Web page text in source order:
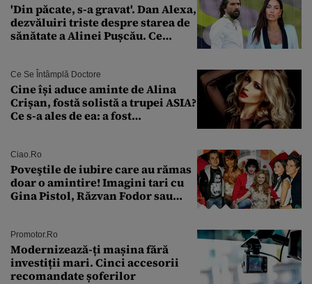
'Din păcate, s-a gravat'. Dan Alexa,
dezvăluiri triste despre starea de
sănătate a Alinei Pușcău. Ce
Ce Se Întâmplă Doctore
Cine își aduce aminte de Alina
Crișan, fostă solistă a trupei ASIA?
Ce s-a ales de ea: a fost
Ciao.ro
Poveştile de iubire care au rămas
doar o amintire! Imagini tari cu
Gina Pistol, Răzvan Fodor sau
Promotor.ro
Modernizează-ți mașina fără
investiții mari. Cinci accesorii
recomandate șoferilor